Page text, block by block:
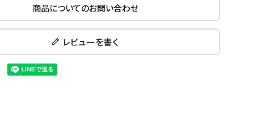
商品についてのお問い合わせ
レビューを書く